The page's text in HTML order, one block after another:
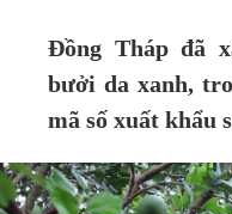
Đồng Tháp đã
bưởi da xanh,
mã số xuất khẩu